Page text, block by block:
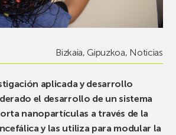
Bizkaia,Gipuzkoa, Noticias
aplicada y desarrollo
el desarrollo de un sistema
nanopartículas a través de la
y las utiliza para modular la